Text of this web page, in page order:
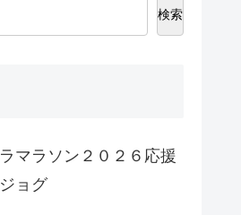
検索
マラソン２０２６応援
ョグ